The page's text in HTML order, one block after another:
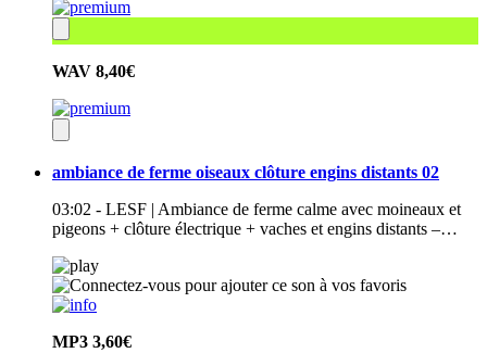
WAV 8,40€
ambiance de ferme oiseaux clôture engins distants 02
03:02 - LESF | Ambiance de ferme calme avec moineaux et
pigeons + clôture électrique + vaches et engins distants –…
MP3 3,60€